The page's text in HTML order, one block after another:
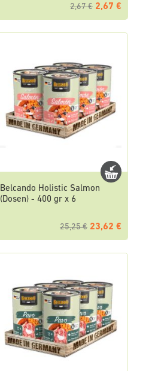
2,67 € 2,67 €
Belcando Holistic Salmon
(Dosen) - 400 gr x 6
25,25 € 23,62 €